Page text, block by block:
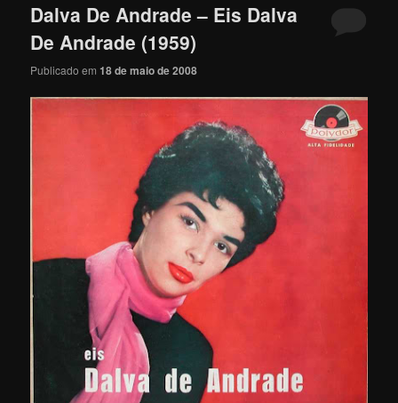
Dalva De Andrade – Eis Dalva
De Andrade (1959)
Publicado em18 de maio de 2008